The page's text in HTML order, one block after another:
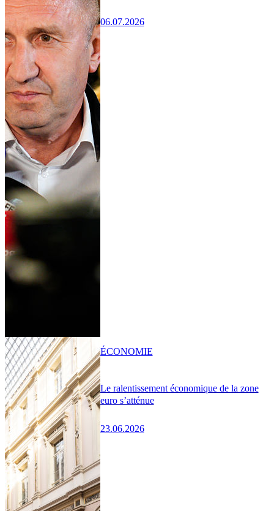
06.07.2026
Le ralentissement économique de la zone
euro s’atténue
23.06.2026
ÉCONOMIE